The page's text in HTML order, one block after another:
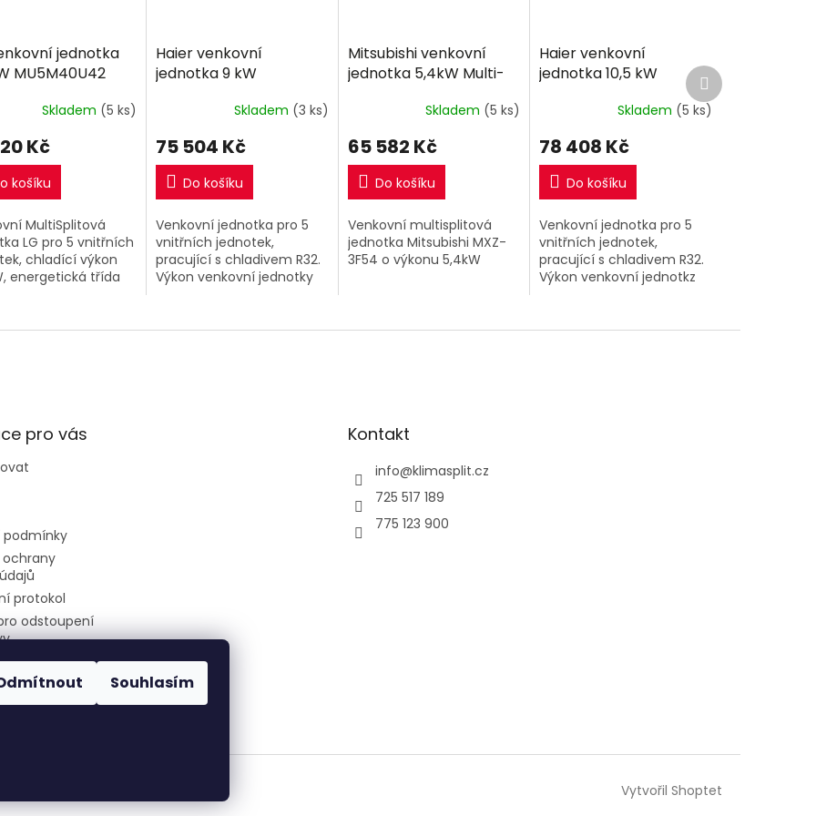
Souhlasím
jednotka
MU5M40U42
Skladem (5 ks)
Kč
košíku
MultiSplitová
LG pro 5 vnitřních
chladící výkon
energetická třída
Haier venkovní
jednotka 9 kW
Skladem (3 ks)
75 504 Kč
Do košíku
Venkovní jednotka pro 5
vnitřních jednotek,
pracující s chladivem R32.
Výkon venkovní jednotky
Mitsubishi venkovní
jednotka 5,4kW Multi-
Skladem (5 ks)
65 582 Kč
Do košíku
Venkovní multisplitová
jednotka Mitsubishi MXZ-
3F54 o výkonu 5,4kW
Haier venkovní
jednotka 10,5 kW
Skladem (5 ks)
78 408 Kč
Do košíku
Venkovní jednotka pro 5
vnitřních jednotek,
pracující s chladivem R32.
Výkon venkovní jednotkz
Další
produkt
pro vás
protokol
odstoupení
Kontakt
info@klimasplit.cz
725 517 189
775 123 900
Vytvořil Shoptet